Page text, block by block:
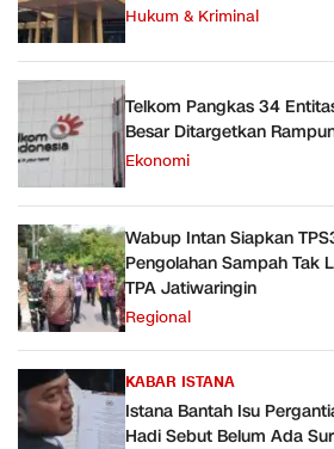
Hukum & Kriminal
Telkom Pangkas 34
Besar Ditargetkan
Ekonomi
Wabup Intan Siapkan
Pengolahan Sampah Tak
TPA Jatiwaringin
Regional
KABAR ISTANA
Istana Bantah Isu
Hadi Sebut Belum Ada